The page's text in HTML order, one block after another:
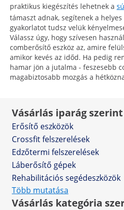
praktikus kiegészítés lehetnek a
támaszt adnak, segítenek a
gyakorlatot tudsz velük
Válassz úgy, hogy szívesen
comberősítő eszköz az, amire
amikor kevés az időd. Ha pedig
hamar jön a jutalma - feszesebb
magabiztosabb mozgás a
Vásárlás iparág szerint
Erősítő eszközök
Crossfit felszerelések
Edzőtermi felszerelések
Láberősítő gépek
Rehabilitációs segédeszközök
Több mutatása
Vásárlás kategória